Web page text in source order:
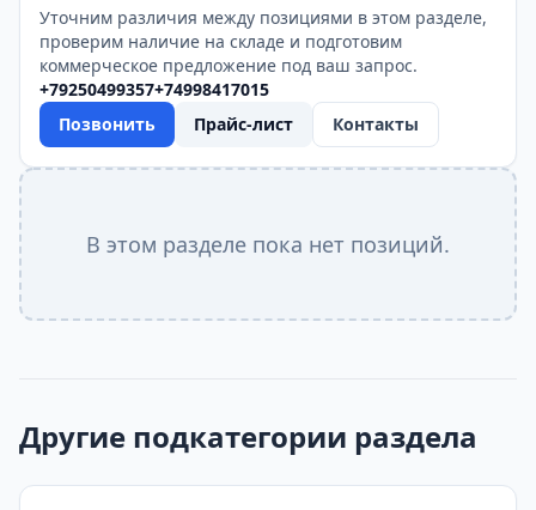
Уточним различия между позициями в этом разделе,
проверим наличие на складе и подготовим
коммерческое предложение под ваш запрос.
+79250499357+74998417015
Позвонить
Прайс-лист Контакты
В этом разделе пока нет позиций.
Другие подкатегории раздела